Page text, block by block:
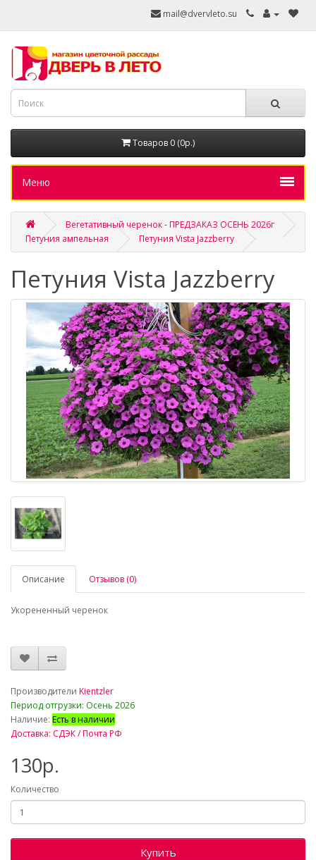
mail@dvervleto.su
Товаров 0 (0р.)
Меню
Вегетативный черенок - ПРЕДЗАКАЗ ОСЕНЬ 2026г
Петуния ампельная
Петуния Vista Jazzberry
Петуния Vista Jazzberry
Описание Отзывов (0)
Укорененный черенок
Производители Kientzler
Период отгрузки: Осень 2026
Наличие: Есть в наличии
Доставка: СДЭК / Почта РФ
130р.
Количество
Купить